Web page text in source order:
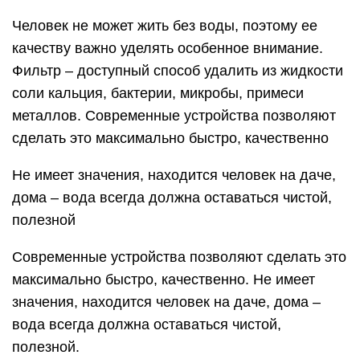
Человек не может жить без воды, поэтому ее
качеству важно уделять особенное внимание.
Фильтр – доступный способ удалить из жидкости
соли кальция, бактерии, микробы, примеси
металлов. Современные устройства позволяют
сделать это максимально быстро, качественно
Не имеет значения, находится человек на даче,
дома – вода всегда должна оставаться чистой,
полезной
Современные устройства позволяют сделать это
максимально быстро, качественно. Не имеет
значения, находится человек на даче, дома –
вода всегда должна оставаться чистой,
полезной.